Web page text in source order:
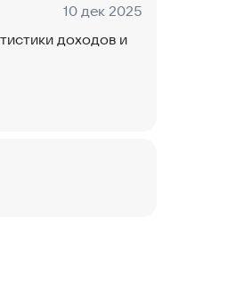
Дата:
10 дек 2025
доходов и